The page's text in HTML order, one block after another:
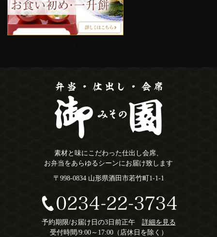
素材と味にこだわった仕出し会席、
お弁当をあらゆるシーンにお届け致します
〒998-0834 山形県酒田市若竹町1-1-1
予約期限/お届け日の3日前正午 詳細を見る
受付時間/9:00～17:00（店休日を除く）